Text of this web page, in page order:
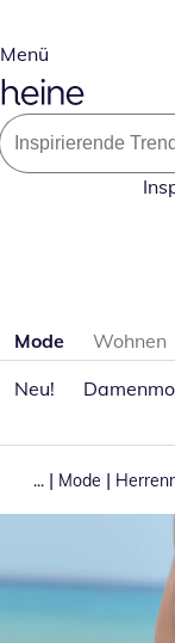
Menü
Mode Wohnen
Neu!
... | Mode |